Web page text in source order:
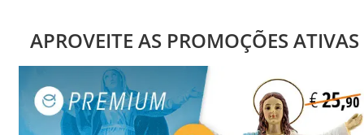
APROVEITE AS PROMOÇÕES ATIVAS